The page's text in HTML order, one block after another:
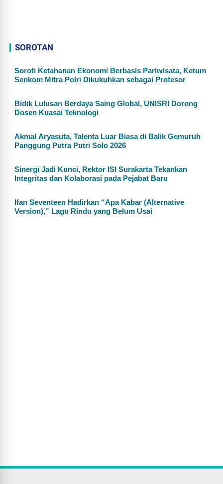
SOROTAN
Soroti Ketahanan Ekonomi Berbasis Pariwisata, Ketum
Senkom Mitra Polri Dikukuhkan sebagai Profesor
Bidik Lulusan Berdaya Saing Global, UNISRI Dorong
Dosen Kuasai Teknologi
Akmal Aryasuta, Talenta Luar Biasa di Balik Gemuruh
Panggung Putra Putri Solo 2026
Sinergi Jadi Kunci, Rektor ISI Surakarta Tekankan
Integritas dan Kolaborasi pada Pejabat Baru
Ifan Seventeen Hadirkan “Apa Kabar (Alternative
Version),” Lagu Rindu yang Belum Usai